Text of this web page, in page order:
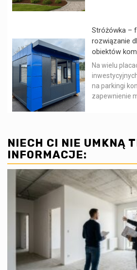
Stróżówka –
rozwiązanie
obiektów
Na wielu
na parkingi
zapewnienie
NIECH CI NIE UMKNĄ
INFORMACJE: